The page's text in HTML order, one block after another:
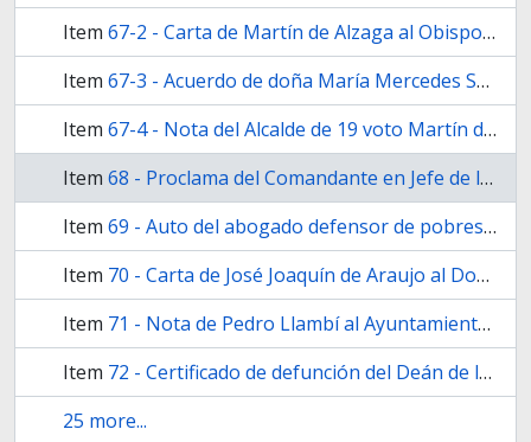
Item 67-2 - Carta de Martín de Alzaga al Obispo Benito Mane de Moxo y Francolí, comentando los últimos su­ cesos de la renuncia y reelección del Virrey Santiago Liniers y la serie de atropellos cometidos por éste
Item 67-3 - Acuerdo de doña María Mercedes Sarasa (viuda de Casimiro Francisco de Necochea) y de Manuel de Larravide
Item 67-4 - Nota del Alcalde de 19 voto Martín de Alzaga, al Alcalde de 29 voto Matías de Cires
Item 68 - Proclama del Comandante en Jefe de las tropas inglesas, general Samuel Ackmuty
Item 69 - Auto del abogado defensor de pobres de la Real Audiencia Pretorial, Francisco Antonio Cabello y Mesa al Alcalde ordinario de 29 voto
Item 70 - Carta de José Joaquín de Araujo al Doctor Domingo Estanislao Belgrano, adjuntando diseño de una medalla en memoria del General Manuel Belgrano.
Item 71 - Nota de Pedro Llambí al Ayuntamiento, solicitándole certificado del registro de hipotecas de un terreno de su propiedad.
Item 72 - Certificado de defunción del Deán de la Iglesia Catedral de Buenos Aires, Doctor Antonio Basilio Rodríguez de Vida
25 more...